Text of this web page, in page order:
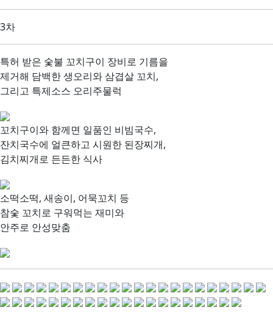
3차
특허 받은 숯불 꼬치구이 장비로 기름을
제거해 담백한생오리와 삼겹살 꼬치,
그리고 특제소스 오리주물럭
꼬치구이와 함께면 일품인 비빔국수,
잔치국수에 얼큰하고 시원한 된장찌개,
김치찌개로 든든한 식사
소떡소떡, 새송이, 어묵꼬치 등
참숯 꼬치로 구워먹는 재미와
안주로 안성맞춤